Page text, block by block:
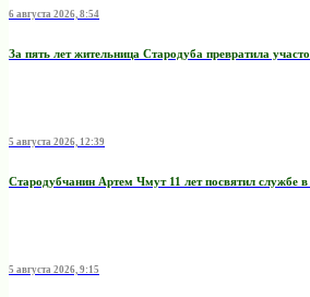
6 августа 2026, 8:54
За пять лет жительница Стародуба превратила
5 августа 2026, 12:39
Стародубчанин Артем Чмут 11 лет посвятил службе в
5 августа 2026, 9:15